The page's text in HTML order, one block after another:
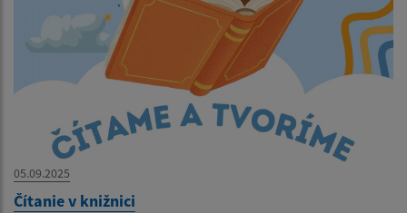
05.09.2025
Čítanie v knižnici